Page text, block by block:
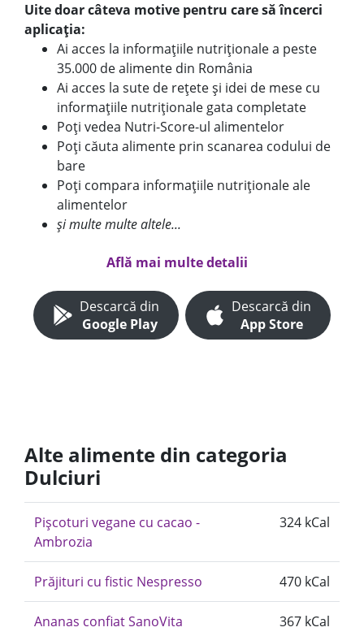
Uite doar câteva motive pentru care să încerci
aplicația:
Ai acces la informațiile nutriționale a peste
35.000 de alimente din România
Ai acces la sute de rețete și idei de mese cu
informațiile nutriționale gata completate
Poți vedea Nutri-Score-ul alimentelor
Poți căuta alimente prin scanarea codului de
bare
Poți compara informațiile nutriționale ale
alimentelor
și multe multe altele...
Află mai multe detalii
Descarcă din
Google Play
Descarcă din
App Store
Alte alimente din categoria
Dulciuri
Pișcoturi vegane cu cacao -
Ambrozia
324 kCal
Prăjituri cu fistic Nespresso 470 kCal
Ananas confiat SanoVita 367 kCal